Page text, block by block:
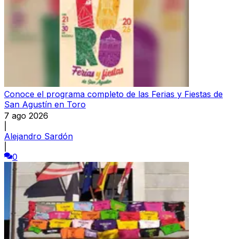
Conoce el programa completo de las Ferias y Fiestas de
San Agustín en Toro
7 ago 2026
Alejandro Sardón
0